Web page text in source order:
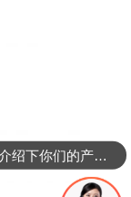
可以介绍下你们的产品么？